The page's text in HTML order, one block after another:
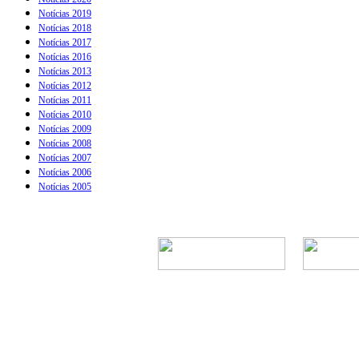
Notícias 2019
Notícias 2018
Notícias 2017
Notícias 2016
Notícias 2013
Notícias 2012
Notícias 2011
Notícias 2010
Notícias 2009
Notícias 2008
Notícias 2007
Notícias 2006
Notícias 2005